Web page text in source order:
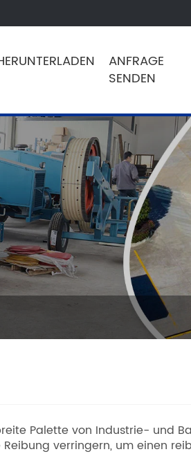
ANFRAGE
SENDEN
Palette von Industrie- und
verringern, um einen